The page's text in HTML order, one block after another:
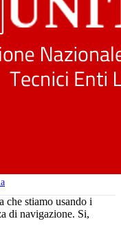
che stiamo usando i
di navigazione. Si,